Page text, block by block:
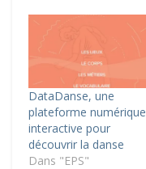
DataDanse, une
plateforme numérique
interactive pour
découvrir la danse
Dans "EPS"